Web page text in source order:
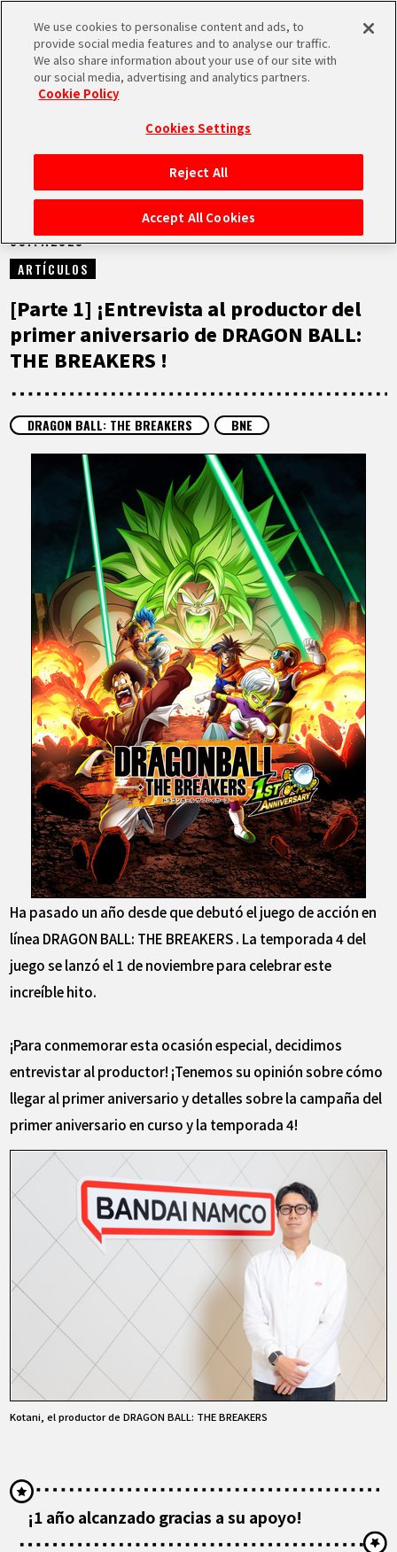
MEN
INICIO
NOTICIAS
LO MÁS DESTACADO
VÍDEOS
ARTÍCULOS
ACERCA DE
LANGUAGE
EN FR DE ES
NOTICIAS
09.11.2023
ARTÍCULOS
[Parte 1] ¡Entrevista al productor del
primer aniversario de DRAGON BALL:
THE BREAKERS !
DRAGON BALL: THE BREAKERS BNE
Ha pasado un año desde que debutó el juego de acción en
línea DRAGON BALL: THE BREAKERS . La temporada 4 del
juego se lanzó el 1 de noviembre para celebrar este
increíble hito.
¡Para conmemorar esta ocasión especial, decidimos
entrevistar al productor! ¡Tenemos su opinión sobre cómo
llegar al primer aniversario y detalles sobre la campaña del
primer aniversario en curso y la temporada 4!
Kotani, el productor de DRAGON BALL: THE BREAKERS
¡1 año alcanzado gracias a su apoyo!
We use cookies to personalise content and ads, to
provide social media features and to analyse our traffic.
We also share information about your use of our site with
our social media, advertising and analytics partners.
Cookie Policy
Cookies Settings
Reject All
Accept All Cookies